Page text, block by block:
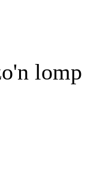
lomp